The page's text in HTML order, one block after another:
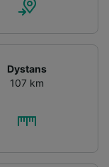
Dystans
107 km